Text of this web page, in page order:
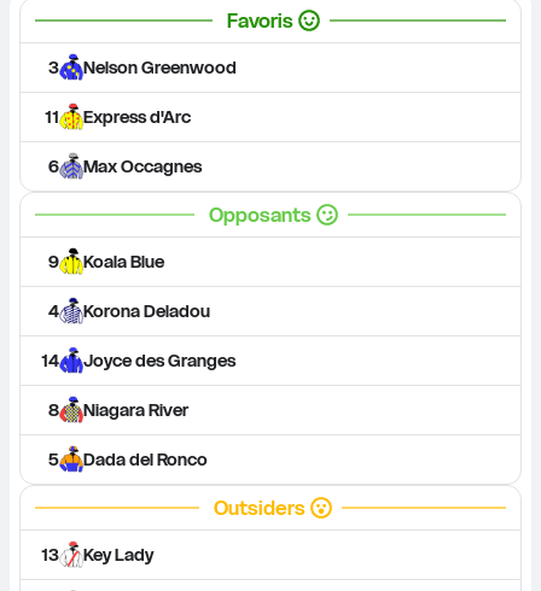
Favoris
3 Nelson Greenwood
11 Express d'Arc
6 Max Occagnes
Opposants
9 Koala Blue
4 Korona Deladou
14 Joyce des Granges
8 Niagara River
5 Dada del Ronco
Outsiders
13 Key Lady